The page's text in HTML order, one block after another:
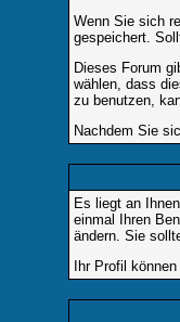
Wenn Sie sich
gespeichert.
Dieses Forum
wählen, dass
zu benutzen,
Nachdem Sie
Es liegt an
einmal Ihren
ändern. Sie
Ihr Profil